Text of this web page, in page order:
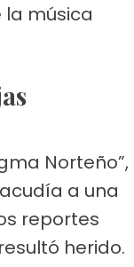
música
Norteño”,
a una
reportes
herido.